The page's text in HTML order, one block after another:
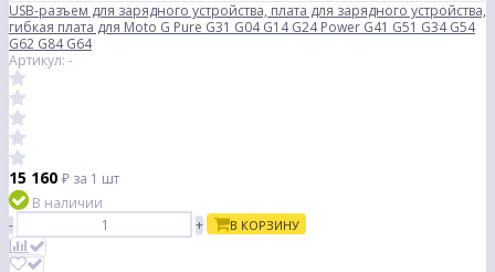
USB-разъем для зарядного устройства, плата для зарядного устройства,
гибкая плата для Moto G Pure G31 G04 G14 G24 Power G41 G51 G34 G54
G62 G84 G64
Артикул: -
15 160 ₽ за 1 шт
В наличии
-
+ В КОРЗИНУ